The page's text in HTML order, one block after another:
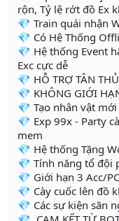
rộn, Tỷ lệ rớt đồ Ex
💎 Train quái nhận
💎 Có Hệ Thống
💎 Hệ thống Event
Exc cực dễ
💎 HỖ TRỢ TÂN
💎 KHÔNG GIỚI
💎 Tạo nhân vật
💎 Exp 99x - Party
mem
💎 Hệ thống Tặng
💎 Tính năng tổ đội
💎 Giới hạn 3 Acc/PC
💎 Cày cuốc lên đồ
💎 Các sự kiện săn